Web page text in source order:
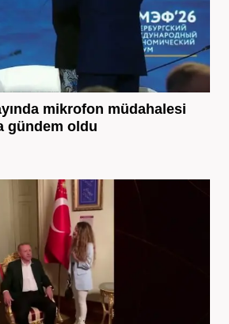
mikrofon müdahalesi
gündem oldu